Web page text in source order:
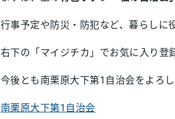
行事予定や防災・防犯など、暮らしに
右下の「マイジチカ」でお気に入り登
今後とも南栗原大下第1自治会をよろし
南栗原大下第1自治会